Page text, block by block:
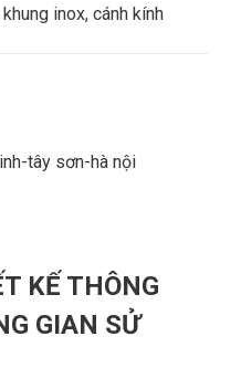
inox, cánh kính
tây sơn-hà nội
KẾ THÔNG
GIAN SỬ